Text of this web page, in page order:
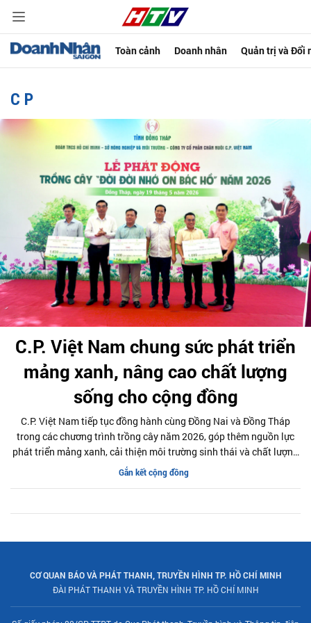
Toàn cảnh Doanh nhân Quản trị và Đổi
C P
C.P. Việt Nam chung sức phát triển
mảng xanh, nâng cao chất lượng
sống cho cộng đồng
C.P. Việt Nam tiếp tục đồng hành cùng Đồng Nai và Đồng Tháp
trong các chương trình trồng cây năm 2026, góp thêm nguồn lực
phát triển mảng xanh, cải thiện môi trường sinh thái và chất lượng
không gian sống tại địa phương.
Gắn kết cộng đồng
CƠ QUAN BÁO VÀ PHÁT THANH, TRUYỀN HÌNH TP. HỒ CHÍ MINH
ĐÀI PHÁT THANH VÀ TRUYỀN HÌNH TP. HỒ CHÍ MINH